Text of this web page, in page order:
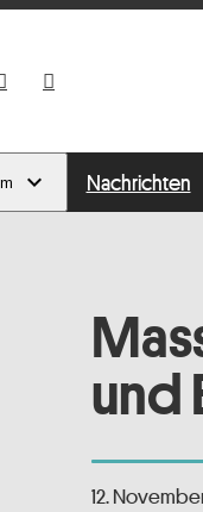
Nachrichten
und
12.